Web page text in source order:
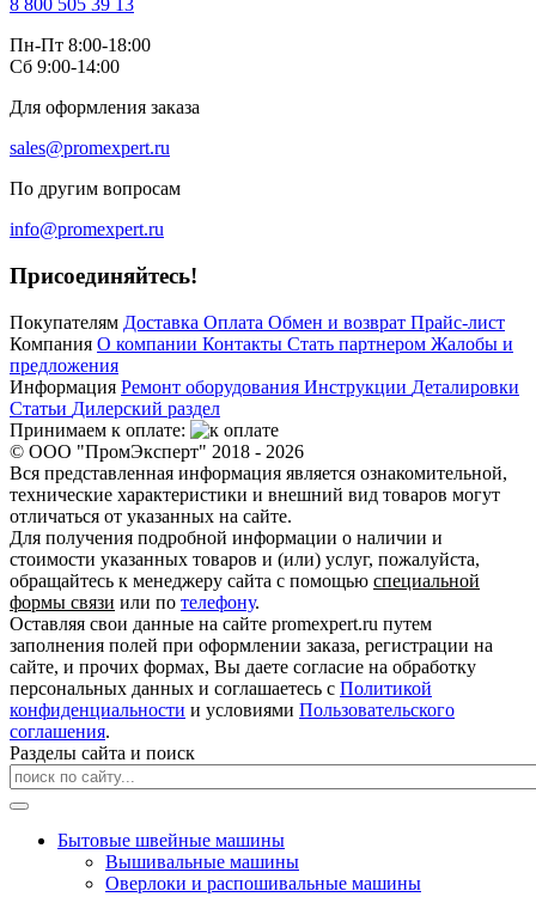
8 800 505 39 13
Пн-Пт 8:00-18:00
Сб 9:00-14:00
Для оформления заказа
sales@promexpert.ru
По другим вопросам
info@promexpert.ru
Присоединяйтесь!
Покупателям Доставка Оплата Обмен и возврат Прайс-лист
Компания О компании Контакты Стать партнером Жалобы и
предложения
Информация Ремонт оборудования Инструкции Деталировки
Статьи Дилерский раздел
Принимаем к оплате:
© ООО "ПромЭксперт" 2018 - 2026
Вся представленная информация является ознакомительной,
технические характеристики и внешний вид товаров могут
отличаться от указанных на сайте.
Для получения подробной информации о наличии и
стоимости указанных товаров и (или) услуг, пожалуйста,
обращайтесь к менеджеру сайта с помощью специальной
формы связи или по телефону.
Оставляя свои данные на сайте promexpert.ru путем
заполнения полей при оформлении заказа, регистрации на
сайте, и прочих формах, Вы даете согласие на обработку
персональных данных и соглашаетесь с Политикой
конфиденциальности и условиями Пользовательского
соглашения.
Разделы сайта и поиск
Бытовые швейные машины
Вышивальные машины
Оверлоки и распошивальные машины